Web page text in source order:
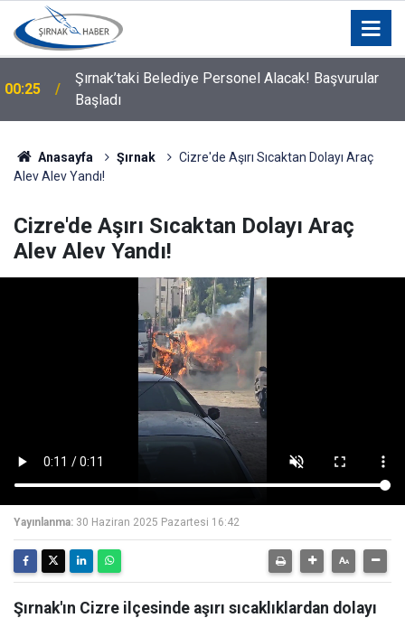
00:21
Silopi Belediyesi'nden Uyarı: 11.00-16.00 Saatleri
Arasında Dışarı Çıkmayın
Anasayfa Şırnak
Cizre'de Aşırı Sıcaktan Dolayı Araç
Alev Alev Yandı!
Cizre'de Aşırı Sıcaktan Dolayı Araç
Alev Alev Yandı!
Yayınlanma: 30 Haziran 2025 Pazartesi 16:42
Şırnak'ın Cizre ilçesinde aşırı sıcaklıklardan dolayı